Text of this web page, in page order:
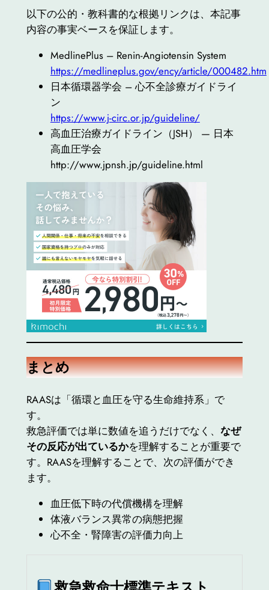
以下の公的・教科書的な根拠リンクは、本記事
内容の事実ベースを保証します。
MedlinePlus – Renin-Angiotensin System
https://medlineplus.gov/ency/article/000482.htm
日本循環器学会 – 心不全診療ガイドライ
ン
https://www.j-circ.or.jp/guideline/
高血圧治療ガイドライン（JSH） — 日本
高血圧学会
http://www.jpnsh.jp/guideline.html
まとめ
RAASは「循環と血圧を守る生命維持系」で
す。
救急評価では単に数値を追うだけでなく、 なぜ
その反応が出ているかを理解することが重要で
す。RAASを理解することで、次の評価ができ
ます。
血圧低下時の代償機構を理解
体液バランス異常の病態把握
心不全・腎障害の評価力向上